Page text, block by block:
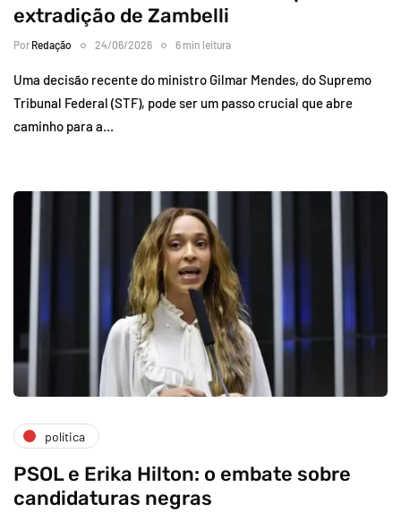
extradição de Zambelli
Por Redação 24/06/2026 6 min leitura
Uma decisão recente do ministro Gilmar Mendes, do Supremo
Tribunal Federal (STF), pode ser um passo crucial que abre
caminho para a…
política
PSOL e Erika Hilton: o embate sobre
candidaturas negras